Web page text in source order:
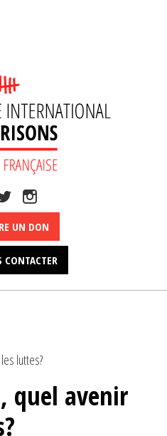
UN DON
CONTACTER
luttes?
quel avenir